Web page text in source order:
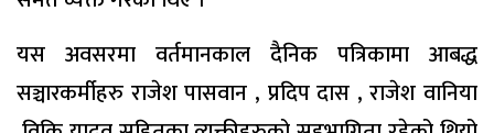
यस अवसरमा वर्तमानकाल दैनिक पत्रिकामा आबद्ध
सञ्चारकर्मीहरु राजेश पासवान , प्रदिप दास , राजेश वानिया